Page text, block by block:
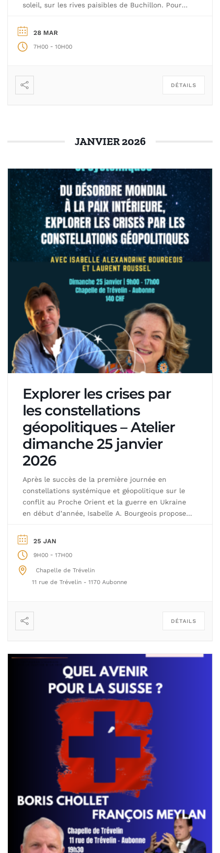
soleil, sur les rives paisibles de Buchillon. Pour
j’aurai le plaisir d’être accompagnée par
Christophe Perret Gentil, biologiste de formation,
naturaliste passionné et fondateur […]
28 MAR
7H00 - 10H00
DÉTAILS
JANVIER 2026
Explorer les crises par
les constellations
géopolitiques – Atelier
dimanche 25 janvier
2026
Après le succès de la première journée en
constellations systémique et géopolitique sur le
conflit au Proche Orient et la guerre en Ukraine
en début d’année, Isabelle A. Bourgeois propose
service de la paix par la méthode extraordinaire
des constellations familiales, systémiques et
géopolitiques. Le principe de cet […]
25 JAN
9H00 - 17H00
Chapelle de Trévelin
11 rue de Trévelin - 1170 Aubonne
DÉTAILS